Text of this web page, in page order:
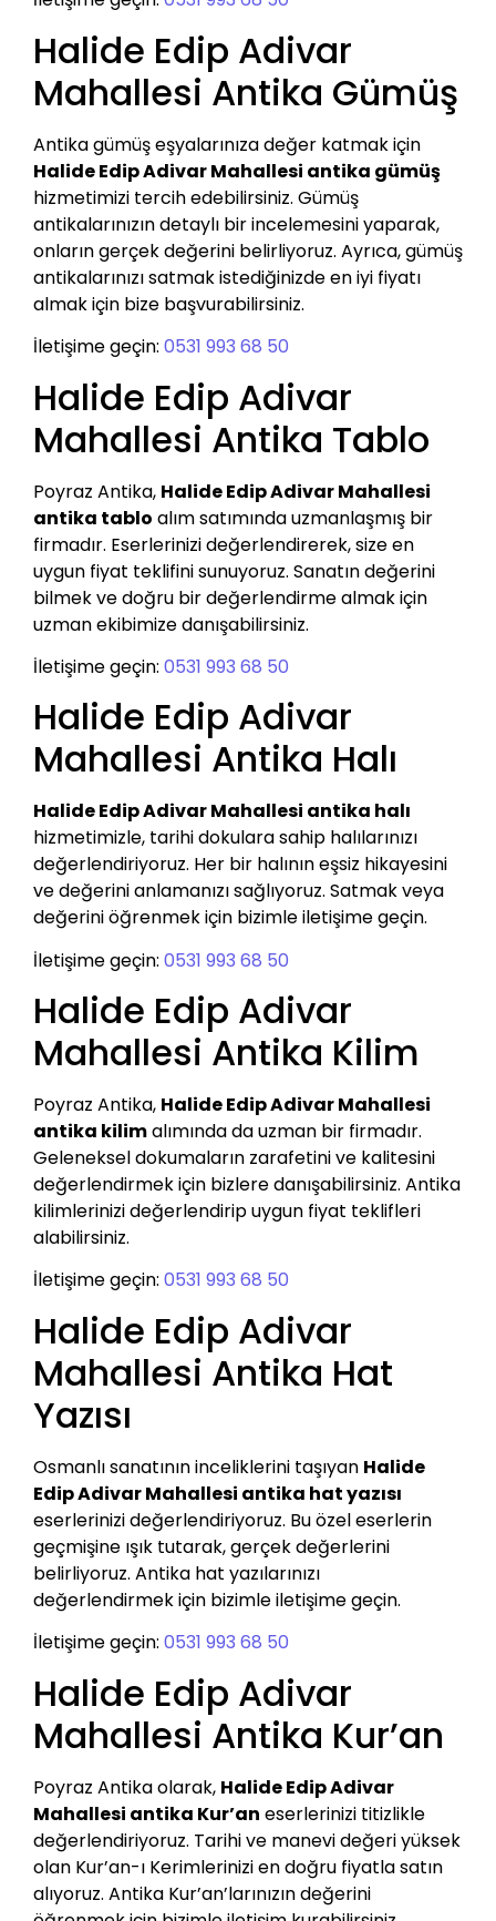
Halide Edip Adivar
Mahallesi Antika Gümüş
Antika gümüş eşyalarınıza değer katmak için
Halide Edip Adivar Mahallesi antika gümüş
hizmetimizi tercih edebilirsiniz. Gümüş
antikalarınızın detaylı bir incelemesini yaparak,
onların gerçek değerini belirliyoruz. Ayrıca, gümüş
antikalarınızı satmak istediğinizde en iyi fiyatı
almak için bize başvurabilirsiniz.
İletişime geçin: 0531 993 68 50
Halide Edip Adivar
Mahallesi Antika Tablo
Poyraz Antika, Halide Edip Adivar Mahallesi
antika tablo alım satımında uzmanlaşmış bir
firmadır. Eserlerinizi değerlendirerek, size en
uygun fiyat teklifini sunuyoruz. Sanatın değerini
bilmek ve doğru bir değerlendirme almak için
uzman ekibimize danışabilirsiniz.
İletişime geçin: 0531 993 68 50
Halide Edip Adivar
Mahallesi Antika Halı
Halide Edip Adivar Mahallesi antika halı
hizmetimizle, tarihi dokulara sahip halılarınızı
değerlendiriyoruz. Her bir halının eşsiz hikayesini
ve değerini anlamanızı sağlıyoruz. Satmak veya
değerini öğrenmek için bizimle iletişime geçin.
İletişime geçin: 0531 993 68 50
Halide Edip Adivar
Mahallesi Antika Kilim
Poyraz Antika, Halide Edip Adivar Mahallesi
antika kilimalımında da uzman bir firmadır.
Geleneksel dokumaların zarafetini ve kalitesini
değerlendirmek için bizlere danışabilirsiniz. Antika
kilimlerinizi değerlendirip uygun fiyat teklifleri
alabilirsiniz.
İletişime geçin: 0531 993 68 50
Halide Edip Adivar
Mahallesi Antika Hat
Yazısı
Osmanlı sanatının inceliklerini taşıyan Halide
Edip Adivar Mahallesi antika hat yazısı
eserlerinizi değerlendiriyoruz. Bu özel eserlerin
geçmişine ışık tutarak, gerçek değerlerini
belirliyoruz. Antika hat yazılarınızı
değerlendirmek için bizimle iletişime geçin.
İletişime geçin: 0531 993 68 50
Halide Edip Adivar
Mahallesi Antika Kur’an
Poyraz Antika olarak, Halide Edip Adivar
Mahallesi antika Kur’an eserlerinizi titizlikle
değerlendiriyoruz. Tarihi ve manevi değeri yüksek
olan Kur’an-ı Kerimlerinizi en doğru fiyatla satın
alıyoruz. Antika Kur’an’larınızın değerini